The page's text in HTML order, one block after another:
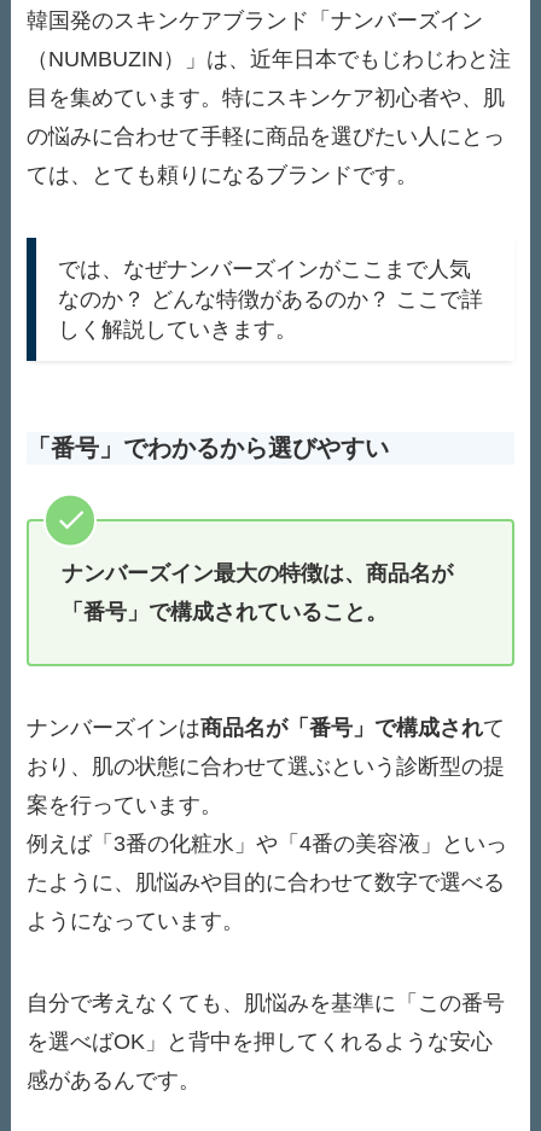
韓国発のスキンケアブランド「ナンバーズイン
（NUMBUZIN）」は、近年日本でもじわじわと注
目を集めています。特にスキンケア初心者や、肌
の悩みに合わせて手軽に商品を選びたい人にとっ
ては、とても頼りになるブランドです。
では、なぜナンバーズインがここまで人気
なのか？ どんな特徴があるのか？ ここで詳
しく解説していきます。
「番号」でわかるから選びやすい
ナンバーズイン最大の特徴は、商品名が
「番号」で構成されていること。
ナンバーズインは商品名が「番号」で構成されて
おり、肌の状態に合わせて選ぶという診断型の提
案を行っています。
例えば「3番の化粧水」や「4番の美容液」といっ
たように、肌悩みや目的に合わせて数字で選べる
ようになっています。
自分で考えなくても、肌悩みを基準に「この番号
を選べばOK」と背中を押してくれるような安心
感があるんです。